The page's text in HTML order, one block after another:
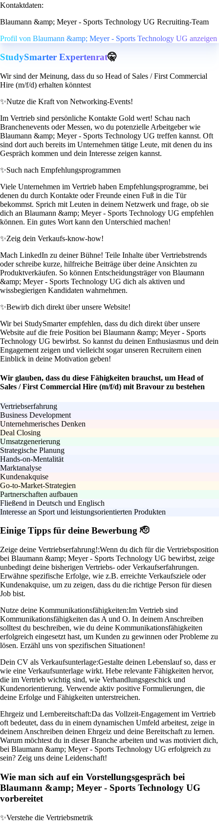
Kontaktdaten:
Blaumann &amp; Meyer - Sports Technology UG Recruiting-Team
Profil von Blaumann &amp; Meyer - Sports Technology UG anzeigen
StudySmarter Expertenrat🤫
Wir sind der Meinung, dass du so Head of Sales / First Commercial
Hire (m/f/d) erhalten könntest
✨Nutze die Kraft von Networking-Events!
Im Vertrieb sind persönliche Kontakte Gold wert! Schau nach
Branchenevents oder Messen, wo du potenzielle Arbeitgeber wie
Blaumann &amp; Meyer - Sports Technology UG treffen kannst. Oft
sind dort auch bereits im Unternehmen tätige Leute, mit denen du ins
Gespräch kommen und dein Interesse zeigen kannst.
✨Such nach Empfehlungsprogrammen
Viele Unternehmen im Vertrieb haben Empfehlungsprogramme, bei
denen du durch Kontakte oder Freunde einen Fuß in die Tür
bekommst. Sprich mit Leuten in deinem Netzwerk und frage, ob sie
dich an Blaumann &amp; Meyer - Sports Technology UG empfehlen
können. Ein gutes Wort kann den Unterschied machen!
✨Zeig dein Verkaufs-know-how!
Mach LinkedIn zu deiner Bühne! Teile Inhalte über Vertriebstrends
oder schreibe kurze, hilfreiche Beiträge über deine Ansichten zu
Produktverkäufen. So können Entscheidungsträger von Blaumann
&amp; Meyer - Sports Technology UG dich als aktiven und
wissbegierigen Kandidaten wahrnehmen.
✨Bewirb dich direkt über unsere Website!
Wir bei StudySmarter empfehlen, dass du dich direkt über unsere
Website auf die freie Position bei Blaumann &amp; Meyer - Sports
Technology UG bewirbst. So kannst du deinen Enthusiasmus und dein
Engagement zeigen und vielleicht sogar unseren Recruitern einen
Einblick in deine Motivation geben!
Wir glauben, dass du diese Fähigkeiten brauchst, um Head of
Sales / First Commercial Hire (m/f/d) mit Bravour zu bestehen
Vertriebserfahrung
Business Development
Unternehmerisches Denken
Deal Closing
Umsatzgenerierung
Strategische Planung
Hands-on-Mentalität
Marktanalyse
Kundenakquise
Go-to-Market-Strategien
Partnerschaften aufbauen
Fließend in Deutsch und Englisch
Interesse an Sport und leistungsorientierten Produkten
Einige Tipps für deine Bewerbung 🫡
Zeige deine Vertriebserfahrung!:Wenn du dich für die Vertriebsposition
bei Blaumann &amp; Meyer - Sports Technology UG bewirbst, zeige
unbedingt deine bisherigen Vertriebs- oder Verkaufserfahrungen.
Erwähne spezifische Erfolge, wie z.B. erreichte Verkaufsziele oder
Kundenakquise, um zu zeigen, dass du die richtige Person für diesen
Job bist.
Nutze deine Kommunikationsfähigkeiten:Im Vertrieb sind
Kommunikationsfähigkeiten das A und O. In deinem Anschreiben
solltest du beschreiben, wie du deine Kommunikationsfähigkeiten
erfolgreich eingesetzt hast, um Kunden zu gewinnen oder Probleme zu
lösen. Erzähl uns von spezifischen Situationen!
Dein CV als Verkaufsunterlage:Gestalte deinen Lebenslauf so, dass er
wie eine Verkaufsunterlage wirkt. Hebe relevante Fähigkeiten hervor,
die im Vertrieb wichtig sind, wie Verhandlungsgeschick und
Kundenorientierung. Verwende aktiv positive Formulierungen, die
deine Erfolge und Fähigkeiten unterstreichen.
Ehrgeiz und Lernbereitschaft:Da das Vollzeit-Engagement im Vertrieb
oft bedeutet, dass du in einem dynamischen Umfeld arbeitest, zeige in
deinem Anschreiben deinen Ehrgeiz und deine Bereitschaft zu lernen.
Warum möchtest du in dieser Branche arbeiten und was motiviert dich,
bei Blaumann &amp; Meyer - Sports Technology UG erfolgreich zu
sein? Zeig uns deine Leidenschaft!
Wie man sich auf ein Vorstellungsgespräch bei
Blaumann &amp; Meyer - Sports Technology UG
vorbereitet
✨Verstehe die Vertriebsmetrik